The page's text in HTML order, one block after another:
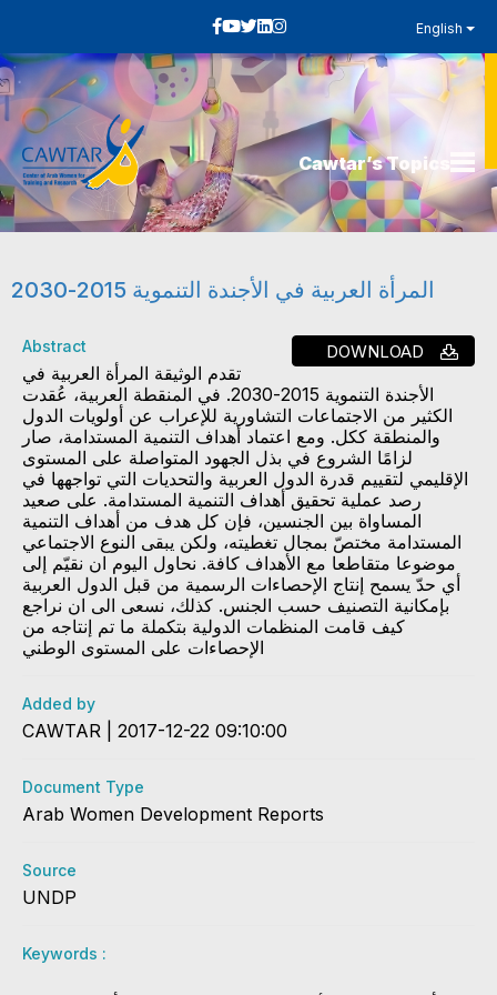
English
Cawtar’s Topics
المرأة العربية في الأجندة التنموية 2015-2030
DOWNLOAD
Abstract
تقدم الوثيقة المرأة العربية في
الأجندة التنموية 2015-2030. في المنقطة العربية، عُقدت
الكثير من الاجتماعات التشاورية للإعراب عن أولويات الدول
والمنطقة ككل. ومع اعتماد أهداف التنمية المستدامة، صار
لزامًا الشروع في بذل الجهود المتواصلة على المستوى
الإقليمي لتقييم قدرة الدول العربية والتحديات التي تواجهها في
رصد عملية تحقيق أهداف التنمية المستدامة. على صعيد
المساواة بين الجنسين، فإن كل هدف من أهداف التنمية
المستدامة مختصّ بمجال تغطيته، ولكن يبقى النوع الاجتماعي
موضوعا متقاطعا مع الأهداف كافة. نحاول اليوم ان نقيّم إلى
أي حدّ يسمح إنتاج الإحصاءات الرسمية من قبل الدول العربية
بإمكانية التصنيف حسب الجنس. كذلك، نسعى الى ان نراجع
كيف قامت المنظمات الدولية بتكملة ما تم إنتاجه من
الإحصاءات على المستوى الوطني
Added by
CAWTAR | 2017-12-22 09:10:00
Document Type
Arab Women Development Reports
Source
UNDP
Keywords :